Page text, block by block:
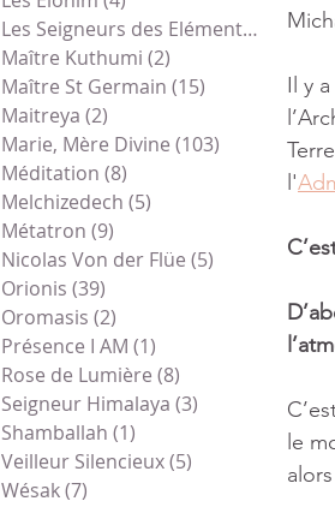
Les Seigneurs des Eléments
1 post
Maître Kuthumi (2)
Maître St Germain (15)
Maitreya (2)
Marie, Mère Divine (103) 103 posts
Méditation (8)
Melchizedech (5)
Métatron (9)
Nicolas Von der Flüe (5)
Orionis (39)
Oromasis (2)
Présence I AM (1)
Rose de Lumière (8)
Seigneur Himalaya (3)
Shamballah (1)
Veilleur Silencieux(5)
Wésak(7)
Il y
l'
le